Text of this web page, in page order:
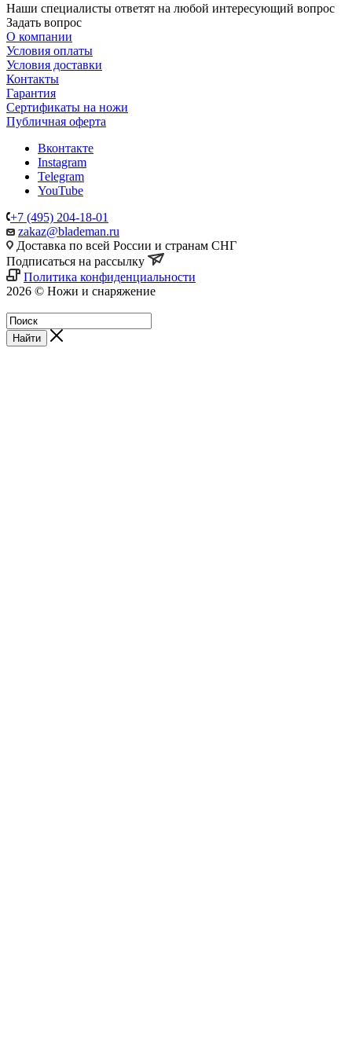
Наши специалисты ответят на любой интересующий вопрос
Задать вопрос
О компании
Условия оплаты
Условия доставки
Контакты
Гарантия
Сертификаты на ножи
Публичная оферта
Вконтакте
Instagram
Telegram
YouTube
+7 (495) 204-18-01
zakaz@blademan.ru
Доставка по всей России и странам СНГ
Подписаться на рассылку
Политика конфиденциальности
2026 © Ножи и снаряжение
Найти